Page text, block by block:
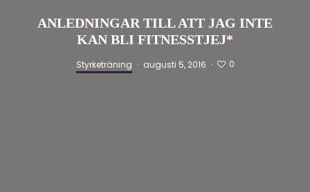
ANLEDNINGAR TILL ATT JAG INTE
KAN BLI FITNESSTJEJ*
Styrketräning · augusti 5, 2016 · 0